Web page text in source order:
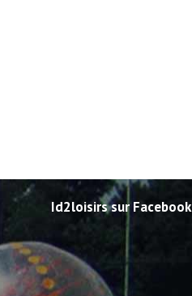
Id2loisirs sur Facebook